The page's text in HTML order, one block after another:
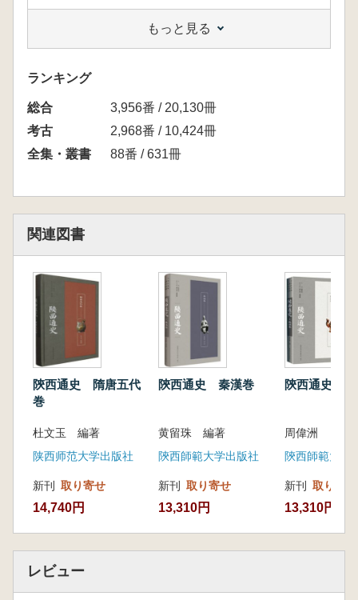
本書は、多くの伝世文献を駆使し、宋・金・
元時期における陝西の歴史的様相、社会発展の
などについて体系的に論じています。資料はき
わめて充実しており、論証も厳密で、豊富な図
版と文章が相まって、宋・金・元期の陝西の姿
冊となっています。
もっと見る
ランキング
総合
3,956番 / 20,130冊
考古
2,968番 / 10,424冊
全集・叢書
88番 / 631冊
関連図書
陝西通史 隋唐五代
巻
杜文玉 編著
陕西师范大学出版社
新刊 取り寄せ
14,740円
陝西通史 秦漢巻
黄留珠 編著
陝西師範大学出版社
新刊 取り寄せ
13,310円
陝西通史 民
周偉洲
陝西師範大学
新刊 取り寄せ
13,310円
レビュー